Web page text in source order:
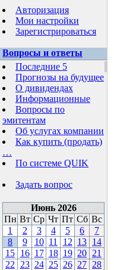
Авторизация
Мои настройки
Зарегистрироваться
Вопросы и ответы
Последние 5
Прогнозы на будущее
О дивидендах
Информационные
Вопросы по
эмитентам
Об услугах компании
Как купить (продать)
…
По системе QUIK
Задать вопрос
Июнь 2026
Пн Вт Ср Чт Пт Сб Вс
1
2 3 4 5 6
7
8
9 10 11 12 13 14
15 16 17 18 19 20 21
22
23 24 25 26 27 28